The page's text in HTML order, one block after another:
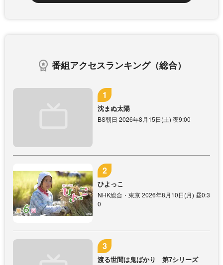
番組アクセスランキング（総合）
沈まぬ太陽
BS朝日 2026年8月15日(土) 夜9:00
ひよっこ
NHK総合・東京 2026年8月10日(月) 昼0:3
0
渡る世間は鬼ばかり 第7シリーズ